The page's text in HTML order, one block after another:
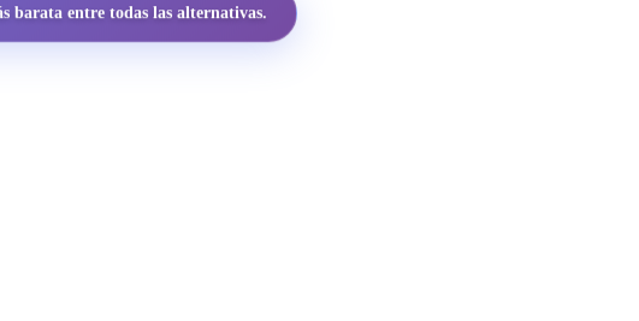
barata entre todas las alternativas.